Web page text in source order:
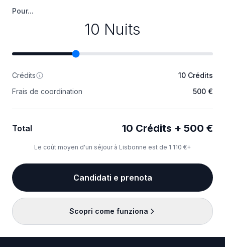
Pour...
10 Nuits
Crédits
10 Crédits
Frais de coordination
500 €
Total 10 Crédits + 500 €
Le coût moyen d'un séjour à Lisbonne est de 1 110 €+
Candidati e prenota
Scopri come funziona